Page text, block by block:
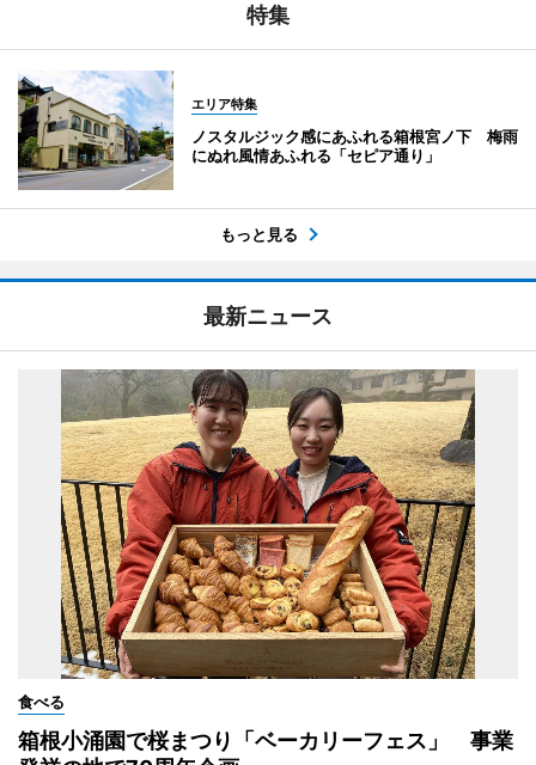
特集
エリア特集
ノスタルジック感にあふれる箱根宮ノ下 梅雨
にぬれ風情あふれる「セピア通り」
もっと見る
最新ニュース
食べる
箱根小涌園で桜まつり「ベーカリーフェス」 事業